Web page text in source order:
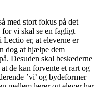
med stort fokus på det
vi skal se en fagligt
Lectio er, at eleverne er
dog at hjælpe dem
Desuden skal beskederne
de kan forvente et rart og
’vi’ og bydeformer